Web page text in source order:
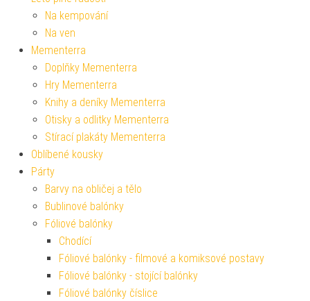
Na kempování
Na ven
Mementerra
Doplňky Mementerra
Hry Mementerra
Knihy a deníky Mementerra
Otisky a odlitky Mementerra
Stírací plakáty Mementerra
Oblíbené kousky
Párty
Barvy na obličej a tělo
Bublinové balónky
Fóliové balónky
Chodící
Fóliové balónky - filmové a komiksové postavy
Fóliové balónky - stojící balónky
Fóliové balónky číslice